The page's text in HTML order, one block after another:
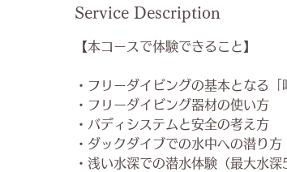
Service Description
【本コースで体験できること】
・フリーダイビングの基本となる「
・フリーダイビング器材の使い方
・バディシステムと安全の考え方
・ダックダイブでの水中への潜り方
・浅い水深での潜水体験（最大水深